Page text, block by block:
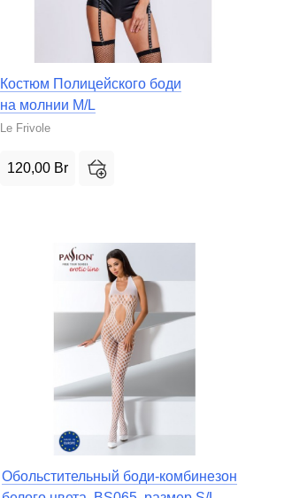
Костюм Полицейского боди
на молнии M/L
Le Frivole
120,00 Br
Обольстительный боди-комбинезон